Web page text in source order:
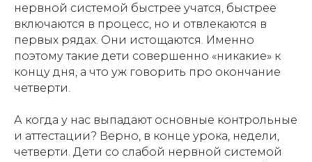
нервной системой быстрее учатся, быстрее
включаются в процесс, но и отвлекаются в
первых рядах. Они истощаются. Именно
поэтому такие дети совершенно «никакие» к
концу дня, а что уж говорить про окончание
четверти.
А когда у нас выпадают основные контрольные
и аттестации? Верно, в конце урока, недели,
четверти. Дети со слабой нервной системой